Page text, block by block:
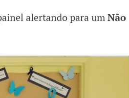
alertando para umNão